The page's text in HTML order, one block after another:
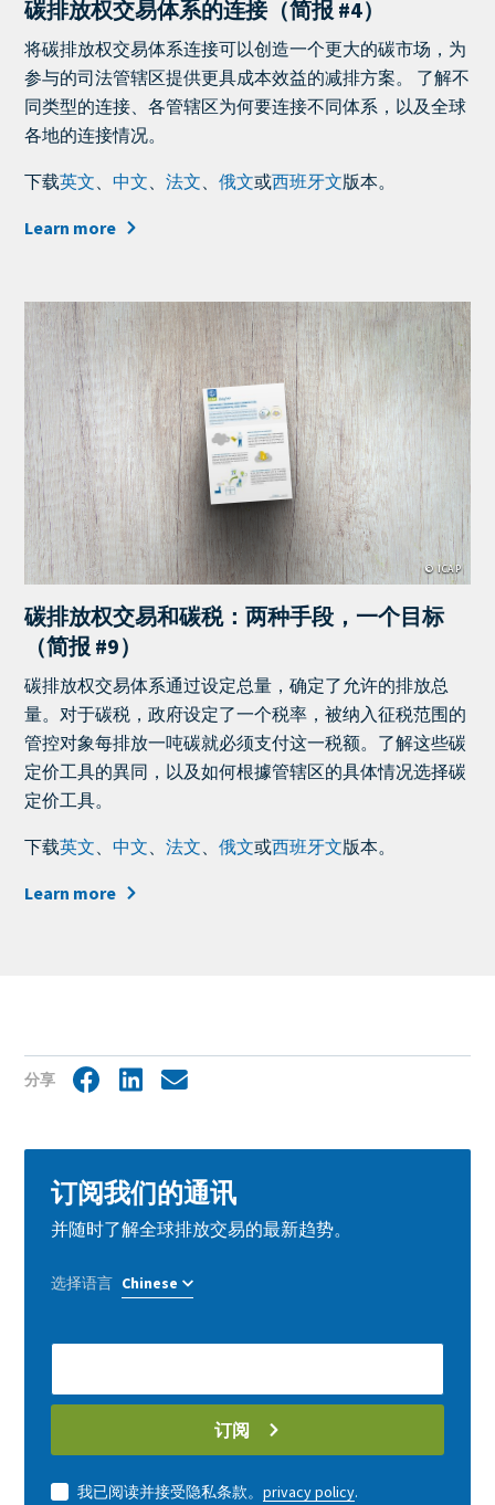
碳排放权交易体系的连接（简报 #4）
Teaser
+
metatags
将碳排放权交易体系连接可以创造一个更大的碳市场，为
参与的司法管辖区提供更具成本效益的减排方案。 了解不
同类型的连接、各管辖区为何要连接不同体系，以及全球
各地的连接情况。
下载英文 中文 法文 俄文或西班牙文版本。
Learn more
Cover
Image
© ICAP
碳排放权交易和碳税：两种手段，一个目标
（简报 #9）
Teaser
+
metatags
碳排放权交易体系通过设定总量，确定了允许的排放总
量。对于碳税，政府设定了一个税率，被纳入征税范围的
管控对象每排放一吨碳就必须支付这一税额。了解这些碳
定价工具的異同，以及如何根據管辖区的具体情况选择碳
定价工具。
下载英文 中文 法文 俄文或西班牙文版本。
Learn more
分享 FacebookLinkedIn
Share
订阅我们的通讯
并随时了解全球排放交易的最新趋势。
选择语言
E-
address
订阅
我已阅读并接受隐私条款。 privacy policy.